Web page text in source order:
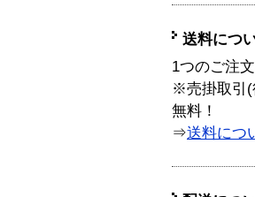
送料につ
1つのご注
※売掛取引(
無料！
⇒送料につ